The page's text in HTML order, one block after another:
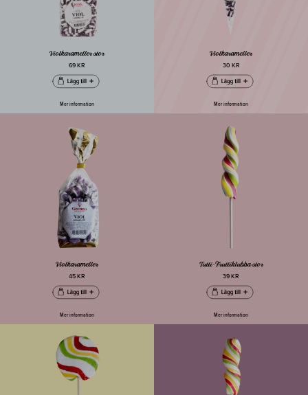
Violkarameller stor
69 KR
Mer information
Violkarameller
30 KR
Mer information
Violkarameller
45 KR
Mer information
Tutti-Fruttiklubba stor
39 KR
Mer information